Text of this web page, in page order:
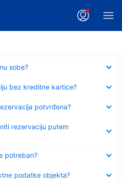
sobe?
bez kreditne kartice?
potvrđena?
rezervaciju putem
potreban?
podatke objekta?